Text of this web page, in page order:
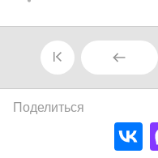
Поделиться